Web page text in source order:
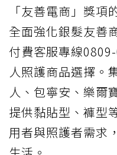
「友善電商」獎
全面強化銀髮友善
付費客服專線
人照護商品選擇。
人、包寧安、樂爾
提供黏貼型、褲型
用者與照護者需求